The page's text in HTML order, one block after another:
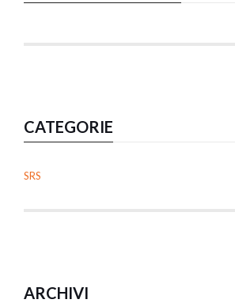
CATEGORIE
SRS
ARCHIVI